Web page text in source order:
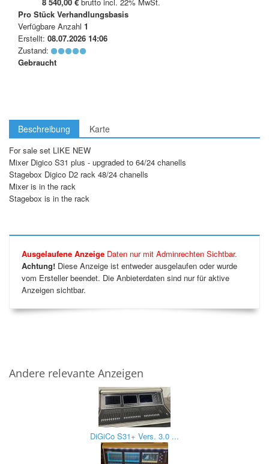
8 540,00 € brutto incl. 22% MwSt.
Pro Stück Verhandlungsbasis
Verfügbare Anzahl 1
Erstellt: 08.07.2026 14:06
Zustand:
Gebraucht
Beschreibung Karte
For sale set LIKE NEW
Mixer Digico S31 plus - upgraded to 64/24 chanells
Stagebox Digico D2 rack 48/24 chanells
Mixer is in the rack
Stagebox is in the rack
Ausgelaufene Anzeige Daten nur mit Adminrechten Sichtbar.
Achtung! Diese Anzeige ist entweder ausgelaufen oder wurde
vom Ersteller beendet. Die Anbieterdaten sind nur für aktive
Anzeigen sichtbar.
Andere relevante Anzeigen
DiGiCo S31+ Vers. 3.0 ...